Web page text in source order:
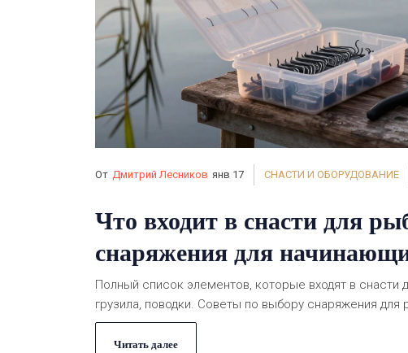
От Дмитрий Лесников янв 17 СНАСТИ И ОБОРУДОВАНИЕ
Что входит в снасти для
снаряжения для
Полный список элементов, которые входят в снасти
грузила, поводки. Советы по выбору снаряжения
Читать далее